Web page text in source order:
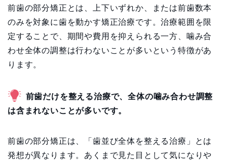
前歯の部分矯正とは、上下いずれか、または前歯数本
のみを対象に歯を動かす矯正治療です。治療範囲を限
定することで、期間や費用を抑えられる一方、噛み合
わせ全体の調整は行わないことが多いという特徴があ
ります。
前歯だけを整える治療で、全体の噛み合わせ調整
は含まれないことが多いです。
前歯の部分矯正は、「歯並び全体を整える治療」とは
発想が異なります。あくまで見た目として気になりや